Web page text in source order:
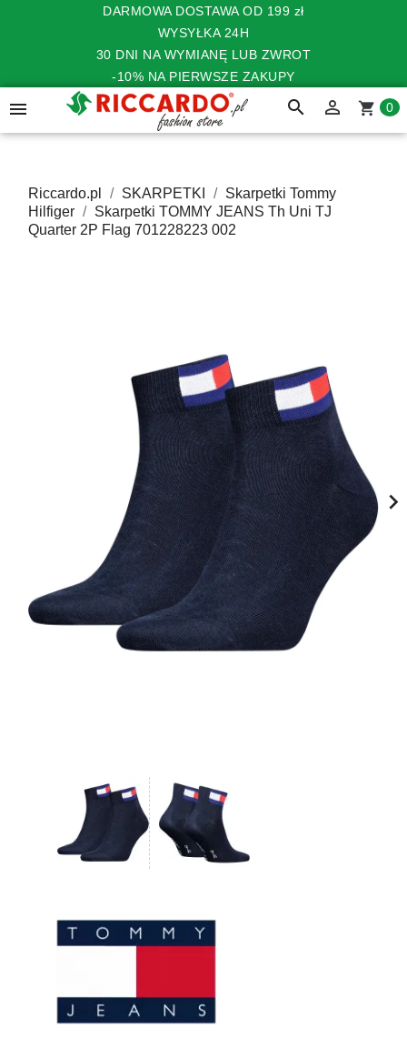
DARMOWA DOSTAWA OD 199 zł
WYSYŁKA 24H
30 DNI NA WYMIANĘ LUB ZWROT
-10% NA PIERWSZE ZAKUPY
 search  shopping_cart 0
Riccardo.pl SKARPETKI
Skarpetki Tommy
Hilfiger
Skarpetki TOMMY JEANS Th Uni TJ
Quarter 2P Flag 701228223 002
